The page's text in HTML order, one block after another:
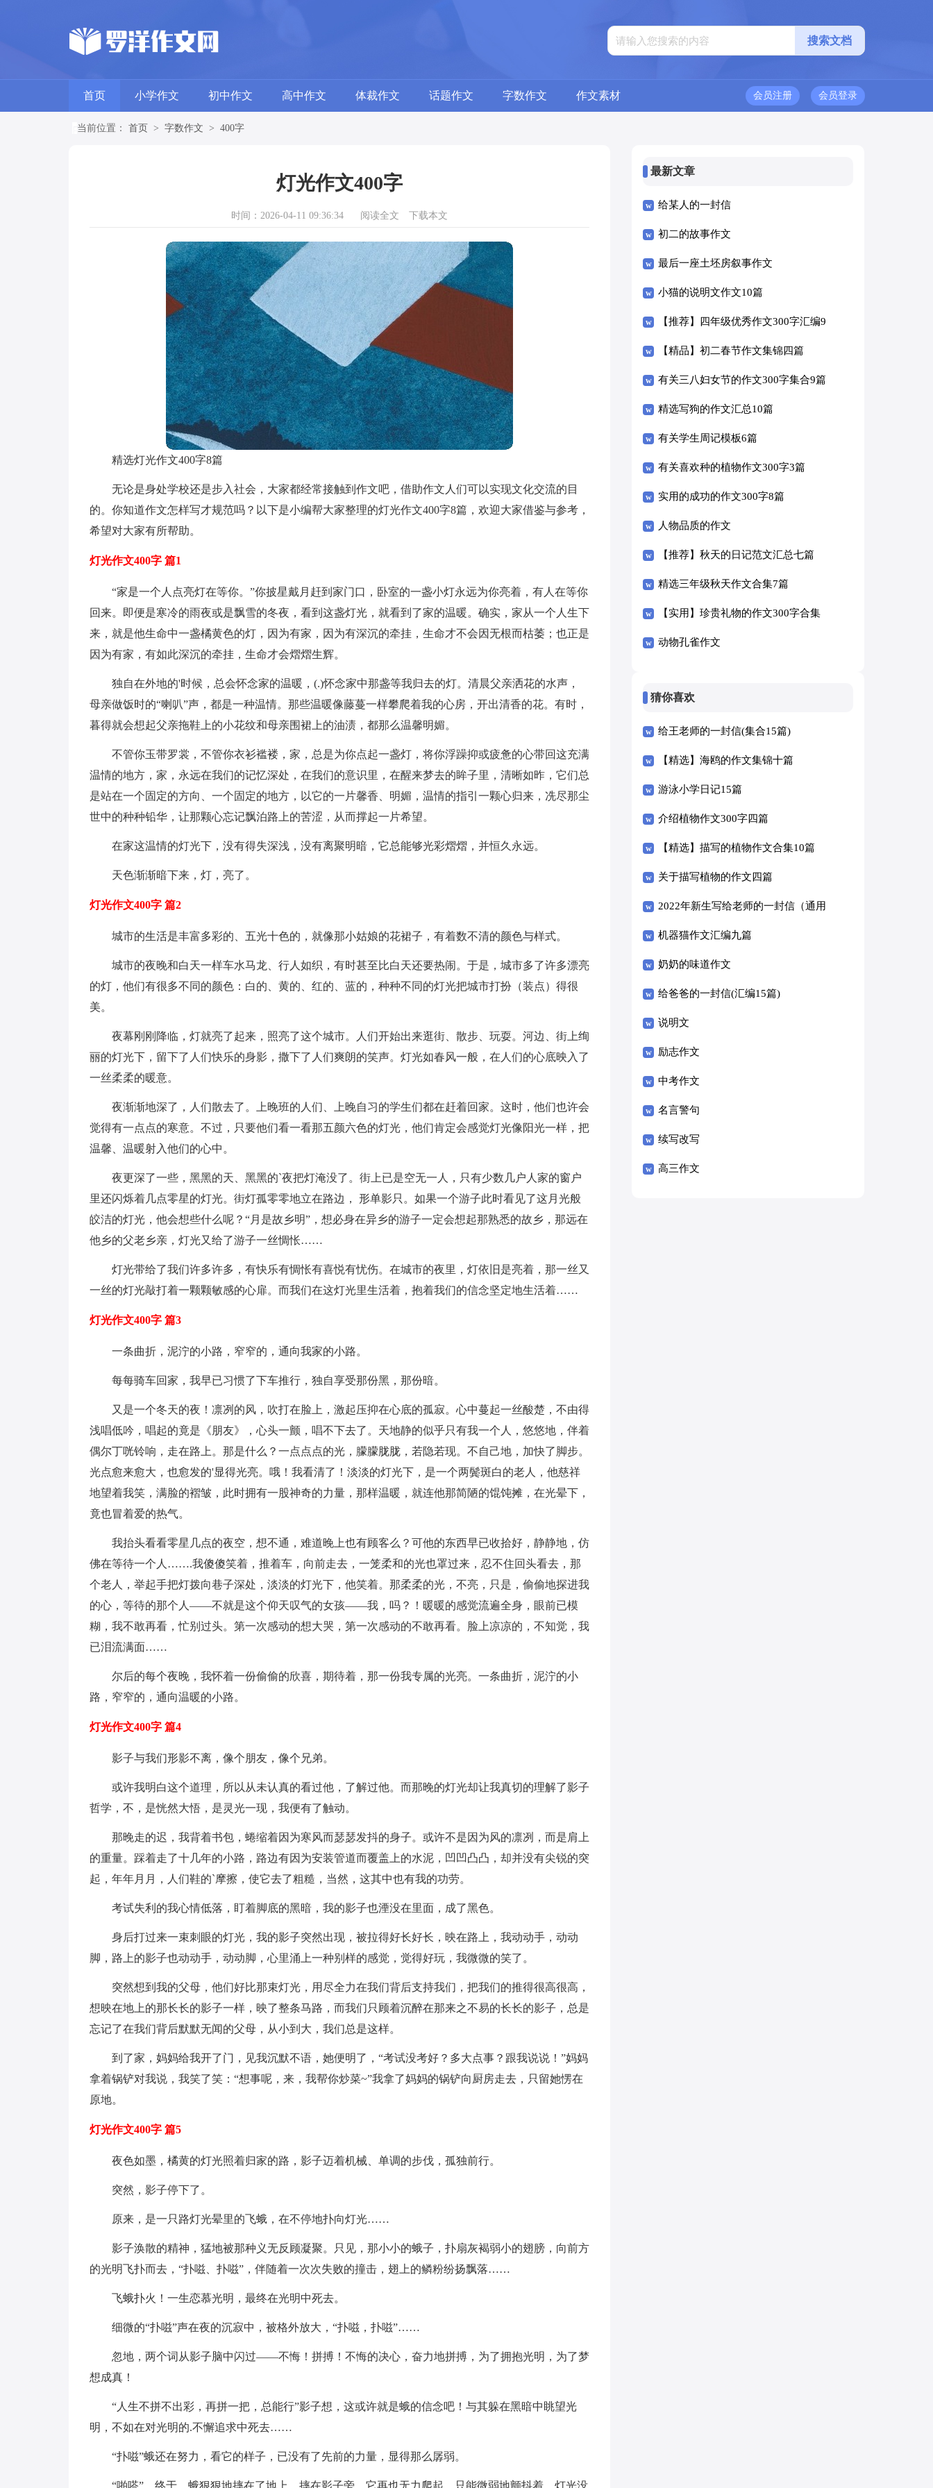
首页 小学作文 初中作文 高中作文 体裁作文 话题作文 字数作文 作文素材 会员登录
会员注册
当前位置： 首页 > 字数作文 > 400字
灯光作文400字
时间：2026-04-11 09:36:34 阅读全文 下载本文
精选灯光作文400字8篇
无论是身处学校还是步入社会，大家都经常接触到作文吧，借助作文人们可以实现文化交流的目
的。你知道作文怎样写才规范吗？以下是小编帮大家整理的灯光作文400字8篇，欢迎大家借鉴与参考，
希望对大家有所帮助。
灯光作文400字 篇1
“家是一个人点亮灯在等你。”你披星戴月赶到家门口，卧室的一盏小灯永远为你亮着，有人在等你
回来。即便是寒冷的雨夜或是飘雪的冬夜，看到这盏灯光，就看到了家的温暖。确实，家从一个人生下
来，就是他生命中一盏橘黄色的灯，因为有家，因为有深沉的牵挂，生命才不会因无根而枯萎；也正是
因为有家，有如此深沉的牵挂，生命才会熠熠生辉。
独自在外地的'时候，总会怀念家的温暖，(.)怀念家中那盏等我归去的灯。清晨父亲洒花的水声，
母亲做饭时的“喇叭”声，都是一种温情。那些温暖像藤蔓一样攀爬着我的心房，开出清香的花。有时，
暮得就会想起父亲拖鞋上的小花纹和母亲围裙上的油渍，都那么温馨明媚。
不管你玉带罗裳，不管你衣衫褴褛，家，总是为你点起一盏灯，将你浮躁抑或疲惫的心带回这充满
温情的地方，家，永远在我们的记忆深处，在我们的意识里，在醒来梦去的眸子里，清晰如昨，它们总
是站在一个固定的方向、一个固定的地方，以它的一片馨香、明媚，温情的指引一颗心归来，冼尽那尘
世中的种种铅华，让那颗心忘记飘泊路上的苦涩，从而撑起一片希望。
在家这温情的灯光下，没有得失深浅，没有离聚明暗，它总能够光彩熠熠，并恒久永远。
天色渐渐暗下来，灯，亮了。
灯光作文400字 篇2
城市的生活是丰富多彩的、五光十色的，就像那小姑娘的花裙子，有着数不清的颜色与样式。
城市的夜晚和白天一样车水马龙、行人如织，有时甚至比白天还要热闹。于是，城市多了许多漂亮
的灯，他们有很多不同的颜色：白的、黄的、红的、蓝的，种种不同的灯光把城市打扮（装点）得很
美。
夜幕刚刚降临，灯就亮了起来，照亮了这个城市。人们开始出来逛街、散步、玩耍。河边、街上绚
丽的灯光下，留下了人们快乐的身影，撒下了人们爽朗的笑声。灯光如春风一般，在人们的心底映入了
一丝柔柔的暖意。
夜渐渐地深了，人们散去了。上晚班的人们、上晚自习的学生们都在赶着回家。这时，他们也许会
觉得有一点点的寒意。不过，只要他们看一看那五颜六色的灯光，他们肯定会感觉灯光像阳光一样，把
温馨、温暖射入他们的心中。
夜更深了一些，黑黑的天、黑黑的`夜把灯淹没了。街上已是空无一人，只有少数几户人家的窗户
里还闪烁着几点零星的灯光。街灯孤零零地立在路边， 形单影只。如果一个游子此时看见了这月光般
皎洁的灯光，他会想些什么呢？“月是故乡明”，想必身在异乡的游子一定会想起那熟悉的故乡，那远在
他乡的父老乡亲，灯光又给了游子一丝惆怅……
灯光带给了我们许多许多，有快乐有惆怅有喜悦有忧伤。在城市的夜里，灯依旧是亮着，那一丝又
一丝的灯光敲打着一颗颗敏感的心扉。而我们在这灯光里生活着，抱着我们的信念坚定地生活着……
灯光作文400字 篇3
一条曲折，泥泞的小路，窄窄的，通向我家的小路。
每每骑车回家，我早已习惯了下车推行，独自享受那份黑，那份暗。
又是一个冬天的夜！凛冽的风，吹打在脸上，激起压抑在心底的孤寂。心中蔓起一丝酸楚，不由得
浅唱低吟，唱起的竟是《朋友》，心头一颤，唱不下去了。天地静的似乎只有我一个人，悠悠地，伴着
偶尔丁咣铃响，走在路上。那是什么？一点点点的光，朦朦胧胧，若隐若现。不自己地，加快了脚步。
光点愈来愈大，也愈发的'显得光亮。哦！我看清了！淡淡的灯光下，是一个两鬓斑白的老人，他慈祥
地望着我笑，满脸的褶皱，此时拥有一股神奇的力量，那样温暖，就连他那简陋的馄饨摊，在光晕下，
竟也冒着爱的热气。
我抬头看看零星几点的夜空，想不通，难道晚上也有顾客么？可他的东西早已收拾好，静静地，仿
佛在等待一个人…….我傻傻笑着，推着车，向前走去，一笼柔和的光也罩过来，忍不住回头看去，那
个老人，举起手把灯拨向巷子深处，淡淡的灯光下，他笑着。那柔柔的光，不亮，只是，偷偷地探进我
的心，等待的那个人——不就是这个仰天叹气的女孩——我，吗？！暖暖的感觉流遍全身，眼前已模
糊，我不敢再看，忙别过头。第一次感动的想大哭，第一次感动的不敢再看。脸上凉凉的，不知觉，我
已泪流满面……
尔后的每个夜晚，我怀着一份偷偷的欣喜，期待着，那一份我专属的光亮。一条曲折，泥泞的小
路，窄窄的，通向温暖的小路。
灯光作文400字 篇4
影子与我们形影不离，像个朋友，像个兄弟。
或许我明白这个道理，所以从未认真的看过他，了解过他。而那晚的灯光却让我真切的理解了影子
哲学，不，是恍然大悟，是灵光一现，我便有了触动。
那晚走的迟，我背着书包，蜷缩着因为寒风而瑟瑟发抖的身子。或许不是因为风的凛冽，而是肩上
的重量。踩着走了十几年的小路，路边有因为安装管道而覆盖上的水泥，凹凹凸凸，却并没有尖锐的突
起，年年月月，人们鞋的`摩擦，使它去了粗糙，当然，这其中也有我的功劳。
考试失利的我心情低落，盯着脚底的黑暗，我的影子也湮没在里面，成了黑色。
身后打过来一束刺眼的灯光，我的影子突然出现，被拉得好长好长，映在路上，我动动手，动动
脚，路上的影子也动动手，动动脚，心里涌上一种别样的感觉，觉得好玩，我微微的笑了。
突然想到我的父母，他们好比那束灯光，用尽全力在我们背后支持我们，把我们的推得很高很高，
想映在地上的那长长的影子一样，映了整条马路，而我们只顾着沉醉在那来之不易的长长的影子，总是
忘记了在我们背后默默无闻的父母，从小到大，我们总是这样。
到了家，妈妈给我开了门，见我沉默不语，她便明了，“考试没考好？多大点事？跟我说说！”妈妈
拿着锅铲对我说，我笑了笑：“想事呢，来，我帮你炒菜~”我拿了妈妈的锅铲向厨房走去，只留她愣在
原地。
灯光作文400字 篇5
夜色如墨，橘黄的灯光照着归家的路，影子迈着机械、单调的步伐，孤独前行。
突然，影子停下了。
原来，是一只路灯光晕里的飞蛾，在不停地扑向灯光……
影子涣散的精神，猛地被那种义无反顾凝聚。只见，那小小的蛾子，扑扇灰褐弱小的翅膀，向前方
的光明飞扑而去，“扑嗞、扑嗞”，伴随着一次次失败的撞击，翅上的鳞粉纷扬飘落……
飞蛾扑火！一生恋慕光明，最终在光明中死去。
细微的“扑嗞”声在夜的沉寂中，被格外放大，“扑嗞，扑嗞”……
忽地，两个词从影子脑中闪过——不悔！拼搏！不悔的决心，奋力地拼搏，为了拥抱光明，为了梦
想成真！
“人生不拼不出彩，再拼一把，总能行”影子想，这或许就是蛾的信念吧！与其躲在黑暗中眺望光
明，不如在对光明的.不懈追求中死去……
“扑嗞”蛾还在努力，看它的样子，已没有了先前的力量，显得那么孱弱。
“啪嗒”，终于，蛾狠狠地摔在了地上，摔在影子旁，它再也无力爬起，只能微弱地颤抖着，灯光没
最新文章
给某人的一封信
初二的故事作文
最后一座土坯房叙事作文
小猫的说明文作文10篇
【推荐】四年级优秀作文300字汇编9
篇
【精品】初二春节作文集锦四篇
有关三八妇女节的作文300字集合9篇
精选写狗的作文汇总10篇
有关学生周记模板6篇
有关喜欢种的植物作文300字3篇
实用的成功的作文300字8篇
人物品质的作文
【推荐】秋天的日记范文汇总七篇
精选三年级秋天作文合集7篇
【实用】珍贵礼物的作文300字合集
五篇
动物孔雀作文
猜你喜欢
给王老师的一封信(集合15篇)
【精选】海鸥的作文集锦十篇
游泳小学日记15篇
介绍植物作文300字四篇
【精选】描写的植物作文合集10篇
关于描写植物的作文四篇
2022年新生写给老师的一封信（通用
8篇）
机器猫作文汇编九篇
奶奶的味道作文
给爸爸的一封信(汇编15篇)
说明文
励志作文
中考作文
名言警句
续写改写
高三作文